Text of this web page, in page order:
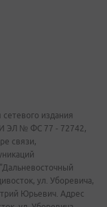
издания
ЭЛ № ФС 77 - 72742,
связи,
ул. Уборевича,
Юрьевич. Адрес